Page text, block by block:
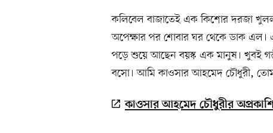
কলিবেল বাজাতেই এক কিশোর দরজা
অপেক্ষার পর শোবার ঘর থেকে ডাক এল।
পড়ে শুয়ে আছেন বয়স্ক এক মানুষ। খুবই
বসো। আমি কাওসার আহমেদ চৌধুরী,
কাওসার আহমেদ চৌধুরীর